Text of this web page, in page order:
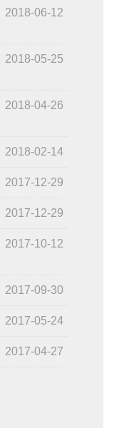
2018-06-12
2018-05-25
2018-04-26
2018-02-14
2017-12-29
2017-12-29
2017-10-12
2017-09-30
2017-05-24
2017-04-27